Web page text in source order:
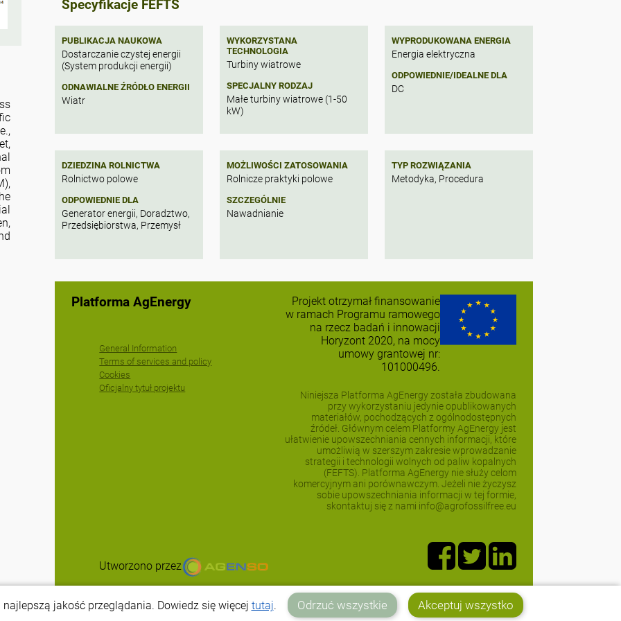
Specyfikacje FEFTS
PUBLIKACJA NAUKOWA
Dostarczanie czystej energii
(System produkcji energii)
ODNAWIALNE ŹRÓDŁO ENERGII
Wiatr
WYKORZYSTANA
TECHNOLOGIA
Turbiny wiatrowe
SPECJALNY RODZAJ
Małe turbiny wiatrowe (1-50
kW)
WYPRODUKOWANA ENERGIA
Energia elektryczna
ODPOWIEDNIE/IDEALNE DLA
DC
DZIEDZINA ROLNICTWA
Rolnictwo polowe
ODPOWIEDNIE DLA
Generator energii, Doradztwo,
Przedsiębiorstwa, Przemysł
MOŻLIWOŚCI ZATOSOWANIA
Rolnicze praktyki polowe
SZCZEGÓLNIE
Nawadnianie
TYP ROZWIĄZANIA
Metodyka, Procedura
Platforma AgEnergy
General Information
Terms of services and policy
Cookies
Oficjalny tytuł projektu
Projekt otrzymał finansowanie
w ramach Programu ramowego
na rzecz badań i innowacji
Horyzont 2020, na mocy
umowy grantowej nr:
101000496.
Niniejsza Platforma AgEnergy została zbudowana
przy wykorzystaniu jedynie opublikowanych
materiałów, pochodzących z ogólnodostępnych
źródeł. Głównym celem Platformy AgEnergy jest
ułatwienie upowszechniania cennych informacji, które
umożliwią w szerszym zakresie wprowadzanie
strategii i technologii wolnych od paliw kopalnych
(FEFTS). Platforma AgEnergy nie służy celom
komercyjnym ani porównawczym. Jeżeli nie życzysz
sobie upowszechniania informacji w tej formie,
skontaktuj się z nami info@agrofossilfree.eu
Utworzono przez
jakość przeglądania. Dowiedz się więcej tutaj. Odrzuć wszystkie Akceptuj wszystko